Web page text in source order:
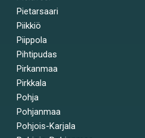
Pietarsaari
Piikkiö
Piippola
Pihtipudas
Pirkanmaa
Pirkkala
Pohja
Pohjanmaa
Pohjois-Karjala